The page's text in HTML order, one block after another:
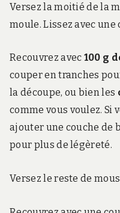
Versez la moitié de la
moule. Lissez avec une
Recouvrez avec 100 g
couper en tranches
la découpe, ou bien les
comme vous voulez. Si
ajouter une couche de
pour plus de légèreté.
Versez le reste de